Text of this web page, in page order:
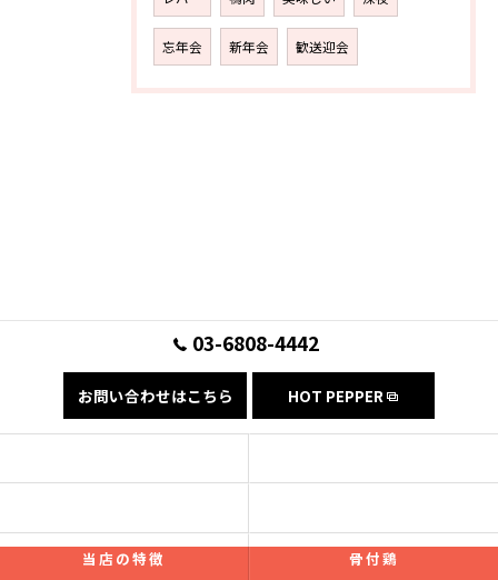
忘年会 新年会 歓送迎会
03-6808-4442
お問い合わせはこちら HOT PEPPER
当店の特徴 骨付鶏